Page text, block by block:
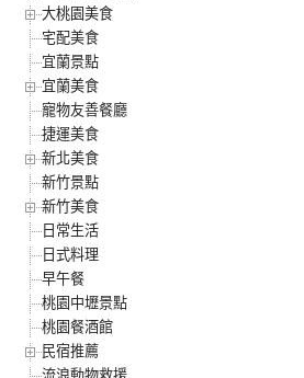
大桃園美食
宅配美食
宜蘭景點
宜蘭美食
寵物友善餐廳
捷運美食
新北美食
新竹景點
新竹美食
日常生活
日式料理
早午餐
桃園中壢景點
桃園餐酒館
民宿推薦